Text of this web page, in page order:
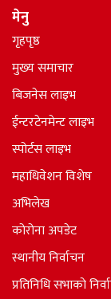
मेनु
गृहपृष्ठ
मुख्य समाचार
बिजनेस लाइभ
ईन्टरटेनमेन्ट लाइभ
स्पोर्टस लाइभ
महाधिवेशन विशेष
अभिलेख
कोरोना अपडेट
स्थानीय निर्वाचन
प्रतिनिधि सभाकाे